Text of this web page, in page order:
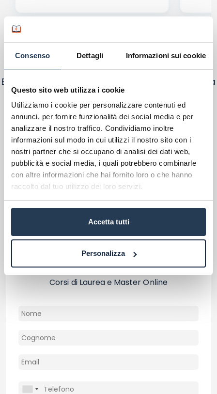
Consenso Dettagli Informazioni sui cookie
Questo sito web utilizza i cookie
Utilizziamo i cookie per personalizzare contenuti ed
annunci, per fornire funzionalità dei social media e per
analizzare il nostro traffico. Condividiamo inoltre
informazioni sul modo in cui utilizzi il nostro sito con i
nostri partner che si occupano di analisi dei dati web,
pubblicità e social media, i quali potrebbero combinarle
con altre informazioni che hai fornito loro o che hanno
raccolto dal tuo utilizzo dei loro servizi.
Accetta tutti
Personalizza
Più di 200.000 studenti si sono già
rivolti a noi
Ecco cosa dice chi si è iscritto a un corso di laurea
online con il nostro supporto:
Consulta gratuitamente i nostri esperti
Contattaci per ricevere informazioni su Atenei,
Corsi di Laurea e Master Online